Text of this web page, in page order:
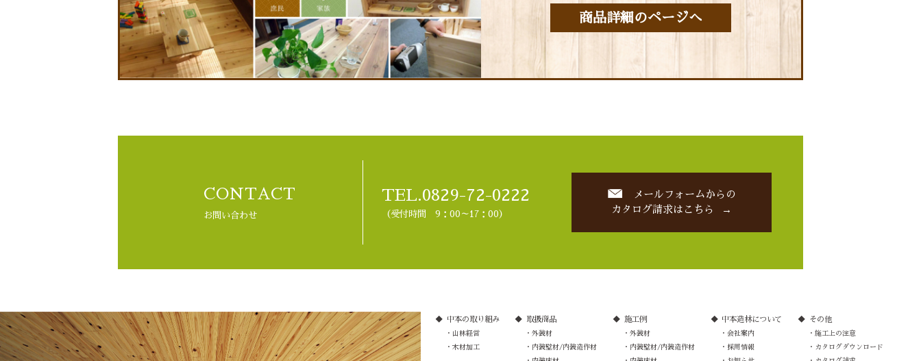
商品詳細のページへ
CONTACT
お問い合わせ
TEL.0829-72-0222
（受付時間 9：00～17：00）
メールフォームからの
カタログ請求はこちら
中本の取り組み
山林経営
木材加工
取扱商品
外装材
内装壁材/内装造作材
施工例
外装材
内装壁材/内装造作材
中本造林について
会社案内
採用情報
その他
施工上の注意
カタログダウンロード